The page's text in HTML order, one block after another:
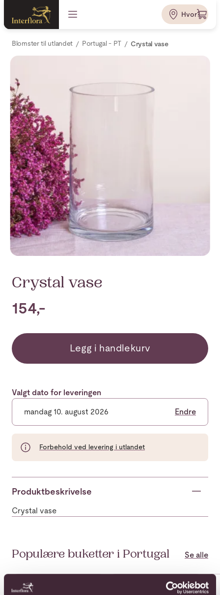
Hvor?
Blomster til utlandet Portugal - PT Crystal vase
Crystal vase
154,-
Legg i handlekurv
Valgt dato for leveringen
mandag 10. august 2026 Endre
Forbehold ved levering i utlandet
Produktbeskrivelse
Crystal vase
Populære buketter i Portugal Se alle
Se mer om Atenea Se mer om Coffin cover withSe